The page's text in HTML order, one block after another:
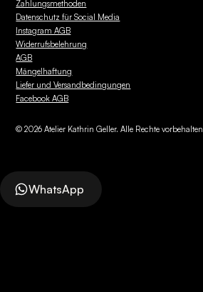
Zahlungsmethoden
Datenschutz für Social Media
Instagram AGB
Widerrufsbelehrung
AGB
Mängelhaftung
Liefer und Versandbedingungen
Facebook AGB
©2026 Atelier Kathrin Geller. Alle Rechte vorbehalten
WhatsApp